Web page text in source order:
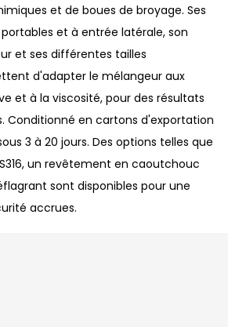
et de boues de broyage. Ses
et à entrée latérale, son
et ses différentes tailles
d'adapter le mélangeur aux
et à la viscosité, pour des résultats
Conditionné en cartons d'exportation
3 à 20 jours. Des options telles que
un revêtement en caoutchouc
sont disponibles pour une
accrues.